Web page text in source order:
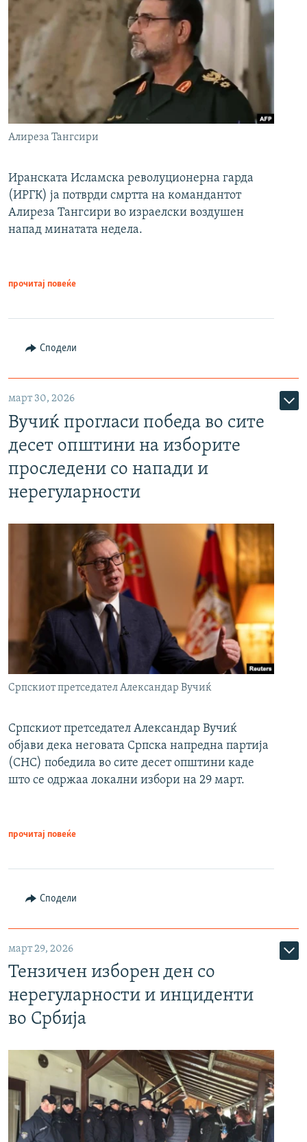
Алиреза Тангсири
Иранската Исламска револуционерна гарда
(ИРГК) ја потврди смртта на командантот
Алиреза Тангсири во израелски воздушен
напад минатата недела.
прочитај повеќе
Сподели
март 30, 2026
Вучиќ прогласи победа во сите
десет општини на изборите
проследени со напади и
нерегуларности
Српскиот претседател Александар Вучиќ
Српскиот претседател Александар Вучиќ
објави дека неговата Српска напредна партија
(СНС) победила во сите десет општини каде
што се одржаа локални избори на 29 март.
прочитај повеќе
Сподели
март 29, 2026
Тензичен изборен ден со
нерегуларности и инциденти
во Србија